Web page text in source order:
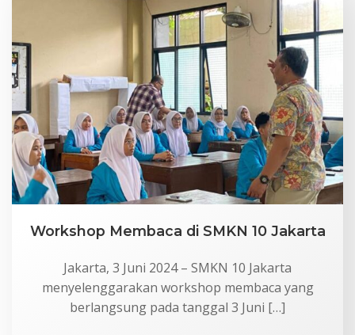
Workshop Membaca di SMKN 10 Jakarta
Jakarta, 3 Juni 2024 – SMKN 10 Jakarta
menyelenggarakan workshop membaca yang
berlangsung pada tanggal 3 Juni […]